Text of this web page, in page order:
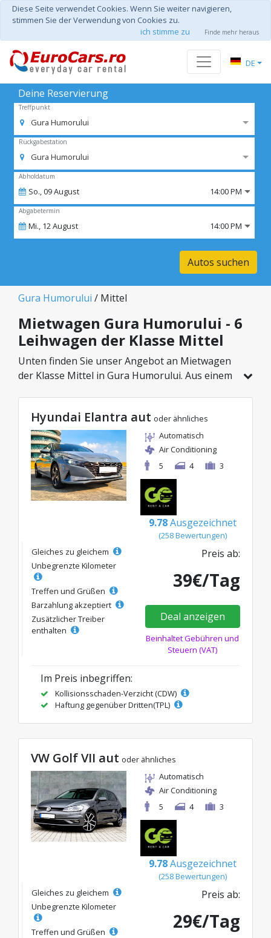
Diese Seite verwendet Cookies. Wenn Sie weiter navigieren,
stimmen Sie der Verwendung von Cookies zu.
ich stimme zu
Finde mehr heraus
DE
Deine Reservierung
Treffpunkt
Gura Humorului
Rückgabestation
Gura Humorului
Abholdatum
So.,09August 14:00 PM
Abgabetermin
Mi., 12August 14:00 PM
Autos suchen
Gura Humorului / Mittel
Mietwagen Gura Humorului - 6
Leihwagen der Klasse Mittel
Unten finden Sie unser Angebot an Mietwagen
der Klasse Mittel in Gura Humorului. Aus einem
gewählten Kategorie wählen, mit attraktiven
Preisen ab nur 24€/Tag.
Hyundai Elantra aut oder ähnliches
Automatisch
Air Conditioning
5
4 3
9.78 Ausgezeichnet
(258 Bewertungen)
Gleiches zu gleichem
Unbegrenzte Kilometer
Treffen und Grüßen
Barzahlung akzeptiert
Zusätzlicher Treiber
enthalten
Preis ab:
39€/Tag
Deal anzeigen
Beinhaltet Gebühren und
Steuern (VAT)
Im Preis inbegriffen:
Kollisionsschaden-Verzicht (CDW)
Haftung gegenüber Dritten(TPL)
VW Golf VII aut oder ähnliches
Automatisch
Air Conditioning
5
4 3
9.78 Ausgezeichnet
(258 Bewertungen)
Gleiches zu gleichem
Unbegrenzte Kilometer
Treffen und Grüßen
Preis ab:
29€/Tag